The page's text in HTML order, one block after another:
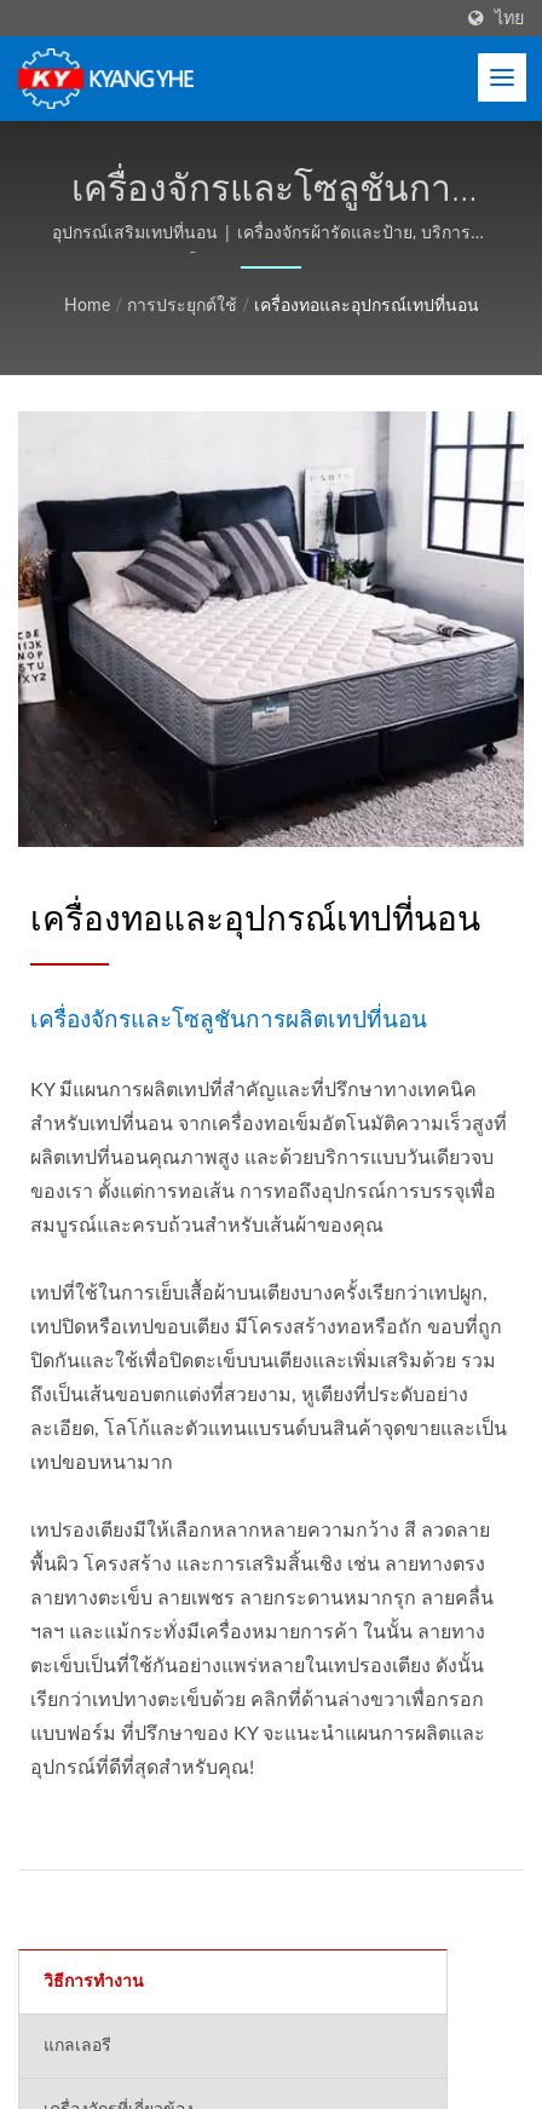
ไทย
เครื่องจักรและโซลูชันการ
ผลิตเทปที่นอน | อุปกรณ์สิ่ง
ทออุตสาหกรรม ปรับแต่งได้
ขอใบเสนอราคาได้ฟรี -
Kyang Yhe (KY)
อุปกรณ์เสริมเทปที่นอน | เครื่องจักรผ้ารัดและป้าย, บริการทั่ว
โลก - Kyang Yhe (KY)
Home / การประยุกต์ใช้ / เครื่องทอและอุปกรณ์เทปที่นอน
เครื่องทอและอุปกรณ์เทปที่นอน
เครื่องจักรและโซลูชันการผลิตเทปที่นอน
KY มีแผนการผลิตเทปที่สำคัญและที่ปรึกษาทางเทคนิค
สำหรับเทปที่นอน จากเครื่องทอเข็มอัตโนมัติความเร็วสูงที่
ผลิตเทปที่นอนคุณภาพสูง และด้วยบริการแบบวันเดียวจบ
ของเรา ตั้งแต่การทอเส้น การทอถึงอุปกรณ์การบรรจุเพื่อ
สมบูรณ์และครบถ้วนสำหรับเส้นผ้าของคุณ
เทปที่ใช้ในการเย็บเสื้อผ้าบนเตียงบางครั้งเรียกว่าเทปผูก,
เทปปิดหรือเทปขอบเตียง มีโครงสร้างทอหรือถัก ขอบที่ถูก
ปิดกันและใช้เพื่อปิดตะเข็บบนเตียงและเพิ่มเสริมด้วย รวม
ถึงเป็นเส้นขอบตกแต่งที่สวยงาม, หูเตียงที่ประดับอย่าง
ละเอียด, โลโก้และตัวแทนแบรนด์บนสินค้าจุดขายและเป็น
เทปขอบหนามาก
เทปรองเตียงมีให้เลือกหลากหลายความกว้าง สี ลวดลาย
พื้นผิว โครงสร้าง และการเสริมสิ้นเชิง เช่น ลายทางตรง
ลายทางตะเข็บ ลายเพชร ลายกระดานหมากรุก ลายคลื่น
ฯลฯ และแม้กระทั่งมีเครื่องหมายการค้า ในนั้น ลายทาง
ตะเข็บเป็นที่ใช้กันอย่างแพร่หลายในเทปรองเตียง ดังนั้น
เรียกว่าเทปทางตะเข็บด้วย คลิกที่ด้านล่างขวาเพื่อกรอก
แบบฟอร์ม ที่ปรึกษาของ KY จะแนะนำแผนการผลิตและ
อุปกรณ์ที่ดีที่สุดสำหรับคุณ!
วิธีการทำงาน
แกลเลอรี